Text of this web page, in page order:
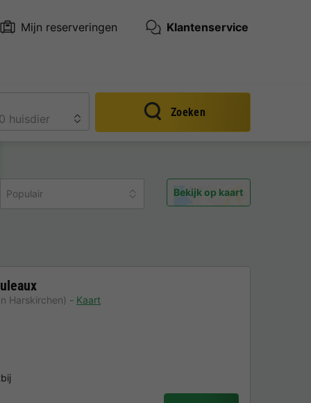
Mijn reserveringen Klantenservice
Zoeken
Populair Bekijk op kaart
Harskirchen) Kaart